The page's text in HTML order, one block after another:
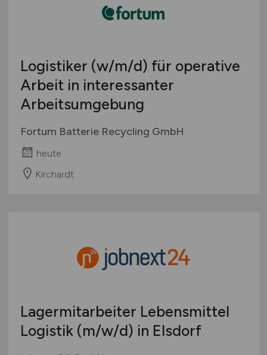
Logistiker (w/m/d) für operative
Arbeit in interessanter
Arbeitsumgebung
Fortum Batterie Recycling GmbH
heute
Kirchardt
Lagermitarbeiter Lebensmittel
Logistik (m/w/d) in Elsdorf